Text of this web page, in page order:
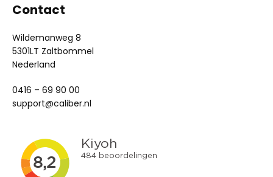
Contact
Wildemanweg 8
5301LT Zaltbommel
Nederland
0416 – 69 90 00
support@caliber.nl